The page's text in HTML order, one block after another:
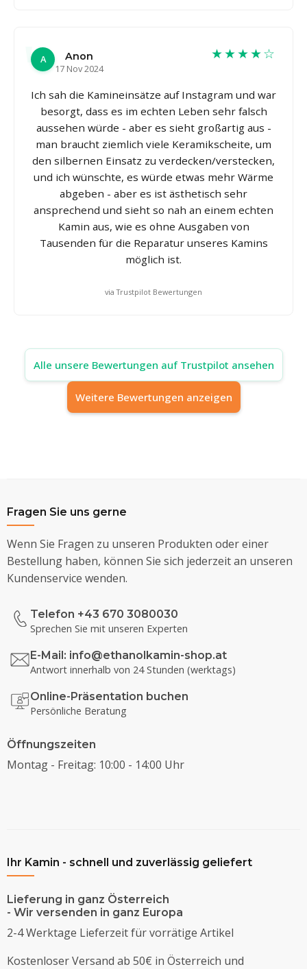
A
Anon
17 Nov 2024
★★★★☆
Ich sah die Kamineinsätze auf Instagram und war
besorgt, dass es im echten Leben sehr falsch
aussehen würde - aber es sieht großartig aus -
man braucht ziemlich viele Keramikscheite, um
den silbernen Einsatz zu verdecken/verstecken,
und ich wünschte, es würde etwas mehr Wärme
abgeben - aber es ist ästhetisch sehr
ansprechend und sieht so nah an einem echten
Kamin aus, wie es ohne Ausgaben von
Tausenden für die Reparatur unseres Kamins
möglich ist.
via Trustpilot Bewertungen
Alle unsere Bewertungen auf Trustpilot ansehen
Weitere Bewertungen anzeigen
Fragen Sie uns gerne
Wenn Sie Fragen zu unseren Produkten oder einer
Bestellung haben, können Sie sich jederzeit an unseren
Kundenservice wenden.
Telefon +43 670 3080030
Sprechen Sie mit unseren Experten
E-Mail: info@ethanolkamin-shop.at
Antwort innerhalb von 24 Stunden (werktags)
Online-Präsentation buchen
Persönliche Beratung
Öffnungszeiten
Montag - Freitag: 10:00 - 14:00 Uhr
Ihr Kamin - schnell und zuverlässig geliefert
Lieferung in ganz Österreich
- Wir versenden in ganz Europa
2-4 Werktage Lieferzeit für vorrätige Artikel
Kostenloser Versand ab 50€ in Österreich und